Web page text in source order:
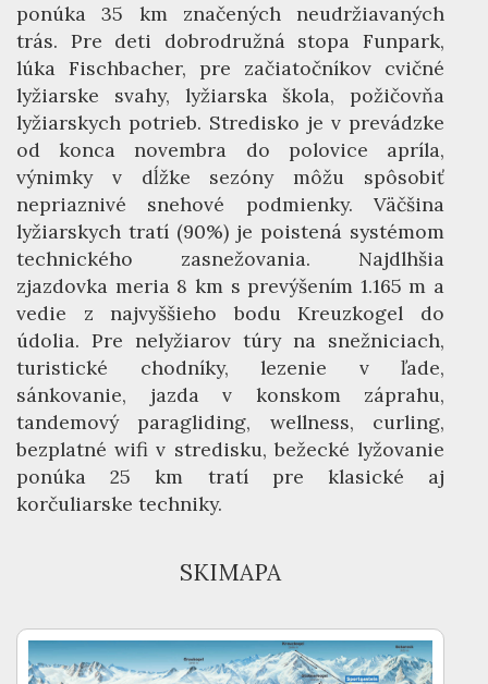
ponúka 35 km značených neudržiavaných
trás. Pre deti dobrodružná stopa Funpark,
lúka Fischbacher, pre začiatočníkov cvičné
lyžiarske svahy, lyžiarska škola, požičovňa
lyžiarskych potrieb. Stredisko je v prevádzke
od konca novembra do polovice apríla,
výnimky v dĺžke sezóny môžu spôsobiť
nepriaznivé snehové podmienky. Väčšina
lyžiarskych tratí (90%) je poistená systémom
technického zasnežovania. Najdlhšia
zjazdovka meria 8 km s prevýšením 1.165 m a
vedie z najvyššieho bodu Kreuzkogel do
údolia. Pre nelyžiarov túry na snežniciach,
turistické chodníky, lezenie v ľade,
sánkovanie, jazda v konskom záprahu,
tandemový paragliding, wellness, curling,
bezplatné wifi v stredisku, bežecké lyžovanie
ponúka 25 km tratí pre klasické aj
korčuliarske techniky.
SKIMAPA